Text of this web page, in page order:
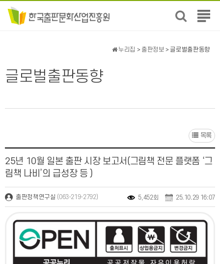
전
뉴
글로벌출판동향
누리집 > 출판정보 > 글로벌출판동향
목록
25년 10월 일본 출판 시장 보고서(그림책 전문 플랫폼 ‘그
림책 나비’의 급성장 등 )
출판정책연구실 (063-219-2792) 5,452회 25.10.29 16:07